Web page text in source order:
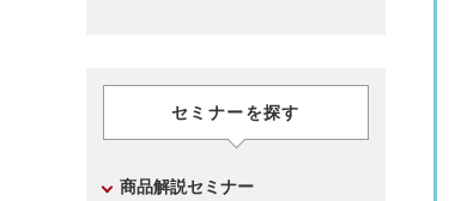
セミナーを探す
商品解説セミナー